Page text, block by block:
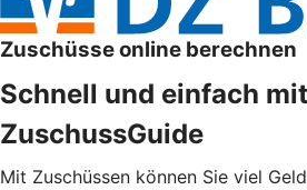
Zuschüsse online berechnen
Schnell und einfach
ZuschussGuide
Mit Zuschüssen können Sie viel